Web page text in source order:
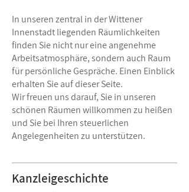
In unseren zentral in der Wittener
Innenstadt liegenden Räumlichkeiten
finden Sie nicht nur eine angenehme
Arbeitsatmosphäre, sondern auch Raum
für persönliche Gespräche. Einen Einblick
erhalten Sie auf dieser Seite.
Wir freuen uns darauf, Sie in unseren
schönen Räumen willkommen zu heißen
und Sie bei Ihren steuerlichen
Angelegenheiten zu unterstützen.
Kanzleigeschichte